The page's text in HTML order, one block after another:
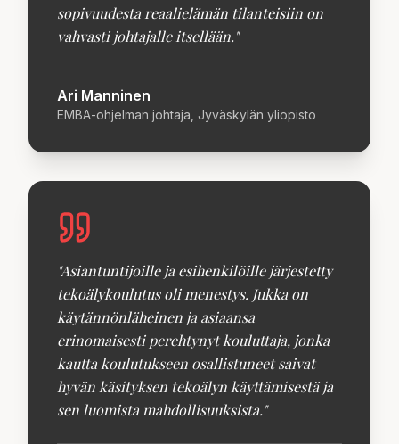
sopivuudesta reaalielämän tilanteisiin on
vahvasti johtajalle itsellään."
Ari Manninen
EMBA-ohjelman johtaja, Jyväskylän yliopisto
"Asiantuntijoille ja esihenkilöille järjestetty
tekoälykoulutus oli menestys. Jukka on
käytännönläheinen ja asiaansa
erinomaisesti perehtynyt kouluttaja, jonka
kautta koulutukseen osallistuneet saivat
hyvän käsityksen tekoälyn käyttämisestä ja
sen luomista mahdollisuuksista."